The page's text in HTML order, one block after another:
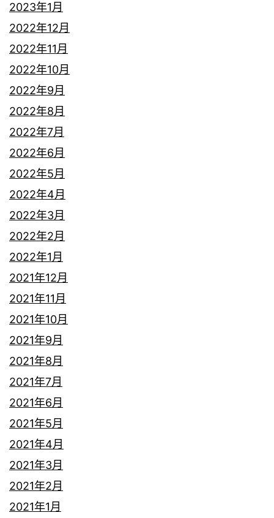
2023年1月
2022年12月
2022年11月
2022年10月
2022年9月
2022年8月
2022年7月
2022年6月
2022年5月
2022年4月
2022年3月
2022年2月
2022年1月
2021年12月
2021年11月
2021年10月
2021年9月
2021年8月
2021年7月
2021年6月
2021年5月
2021年4月
2021年3月
2021年2月
2021年1月